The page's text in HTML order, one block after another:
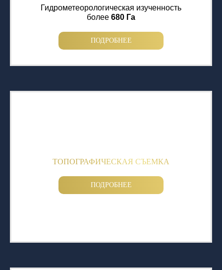
Гидрометеорологическая изученность
более 680 Га
ПОДРОБНЕЕ
ТОПОГРАФИЧЕСКАЯ СЪЕМКА
ПОДРОБНЕЕ